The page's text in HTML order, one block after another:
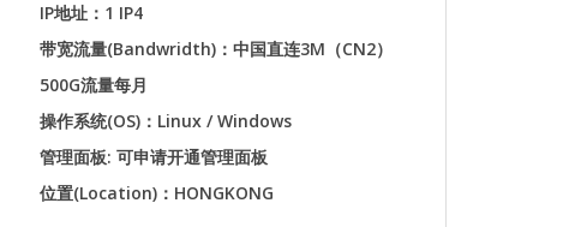
IP地址：1 IP4
带宽流量(Bandwridth)：中国直连3M（CN2）
500G流量每月
操作系统(OS)：Linux / Windows
管理面板: 可申请开通管理面板
位置(Location)：HONGKONG